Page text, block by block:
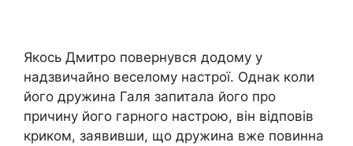
Якось Дмитро повернувся додому у
надзвичайно веселому настрої. Однак коли
його дружина Галя запитала його про
причину його гарного настрою, він відповів
криком, заявивши, що дружина вже повинна